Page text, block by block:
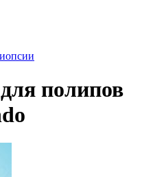
полипов